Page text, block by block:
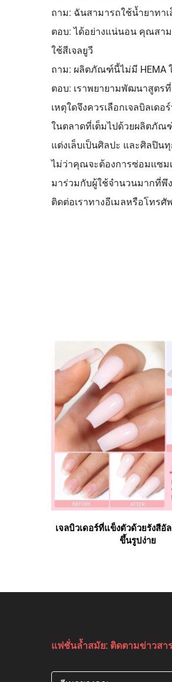
ถาม: ฉันสามารถใช้น้ำยาทา
ตอบ: ได้อย่างแน่นอน คุณสาม
ใช้สีเจลยูวี
ถาม: ผลิตภัณฑ์นี้ไม่มี HEMA
ตอบ: เราพยายามพัฒนาสูตร
เหตุใดจึงควรเลือกเจลบิลเดอ
ในตลาดที่เต็มไปด้วยผลิตภัณ
แต่งเล็บเป็นศิลปะ และศิลปิ
ไม่ว่าคุณจะต้องการซ่อมแซม
มาร่วมกับผู้ใช้จำนวนมากที่พึ
ติดต่อเราทางอีเมลหรือโทร
เจลบิวเดอร์ที่แข็งตัวด้วยรังสีอั
ขึ้นรูปง่าย
แฟชั่นล้ำสมัย: ติดตามข่าวสา